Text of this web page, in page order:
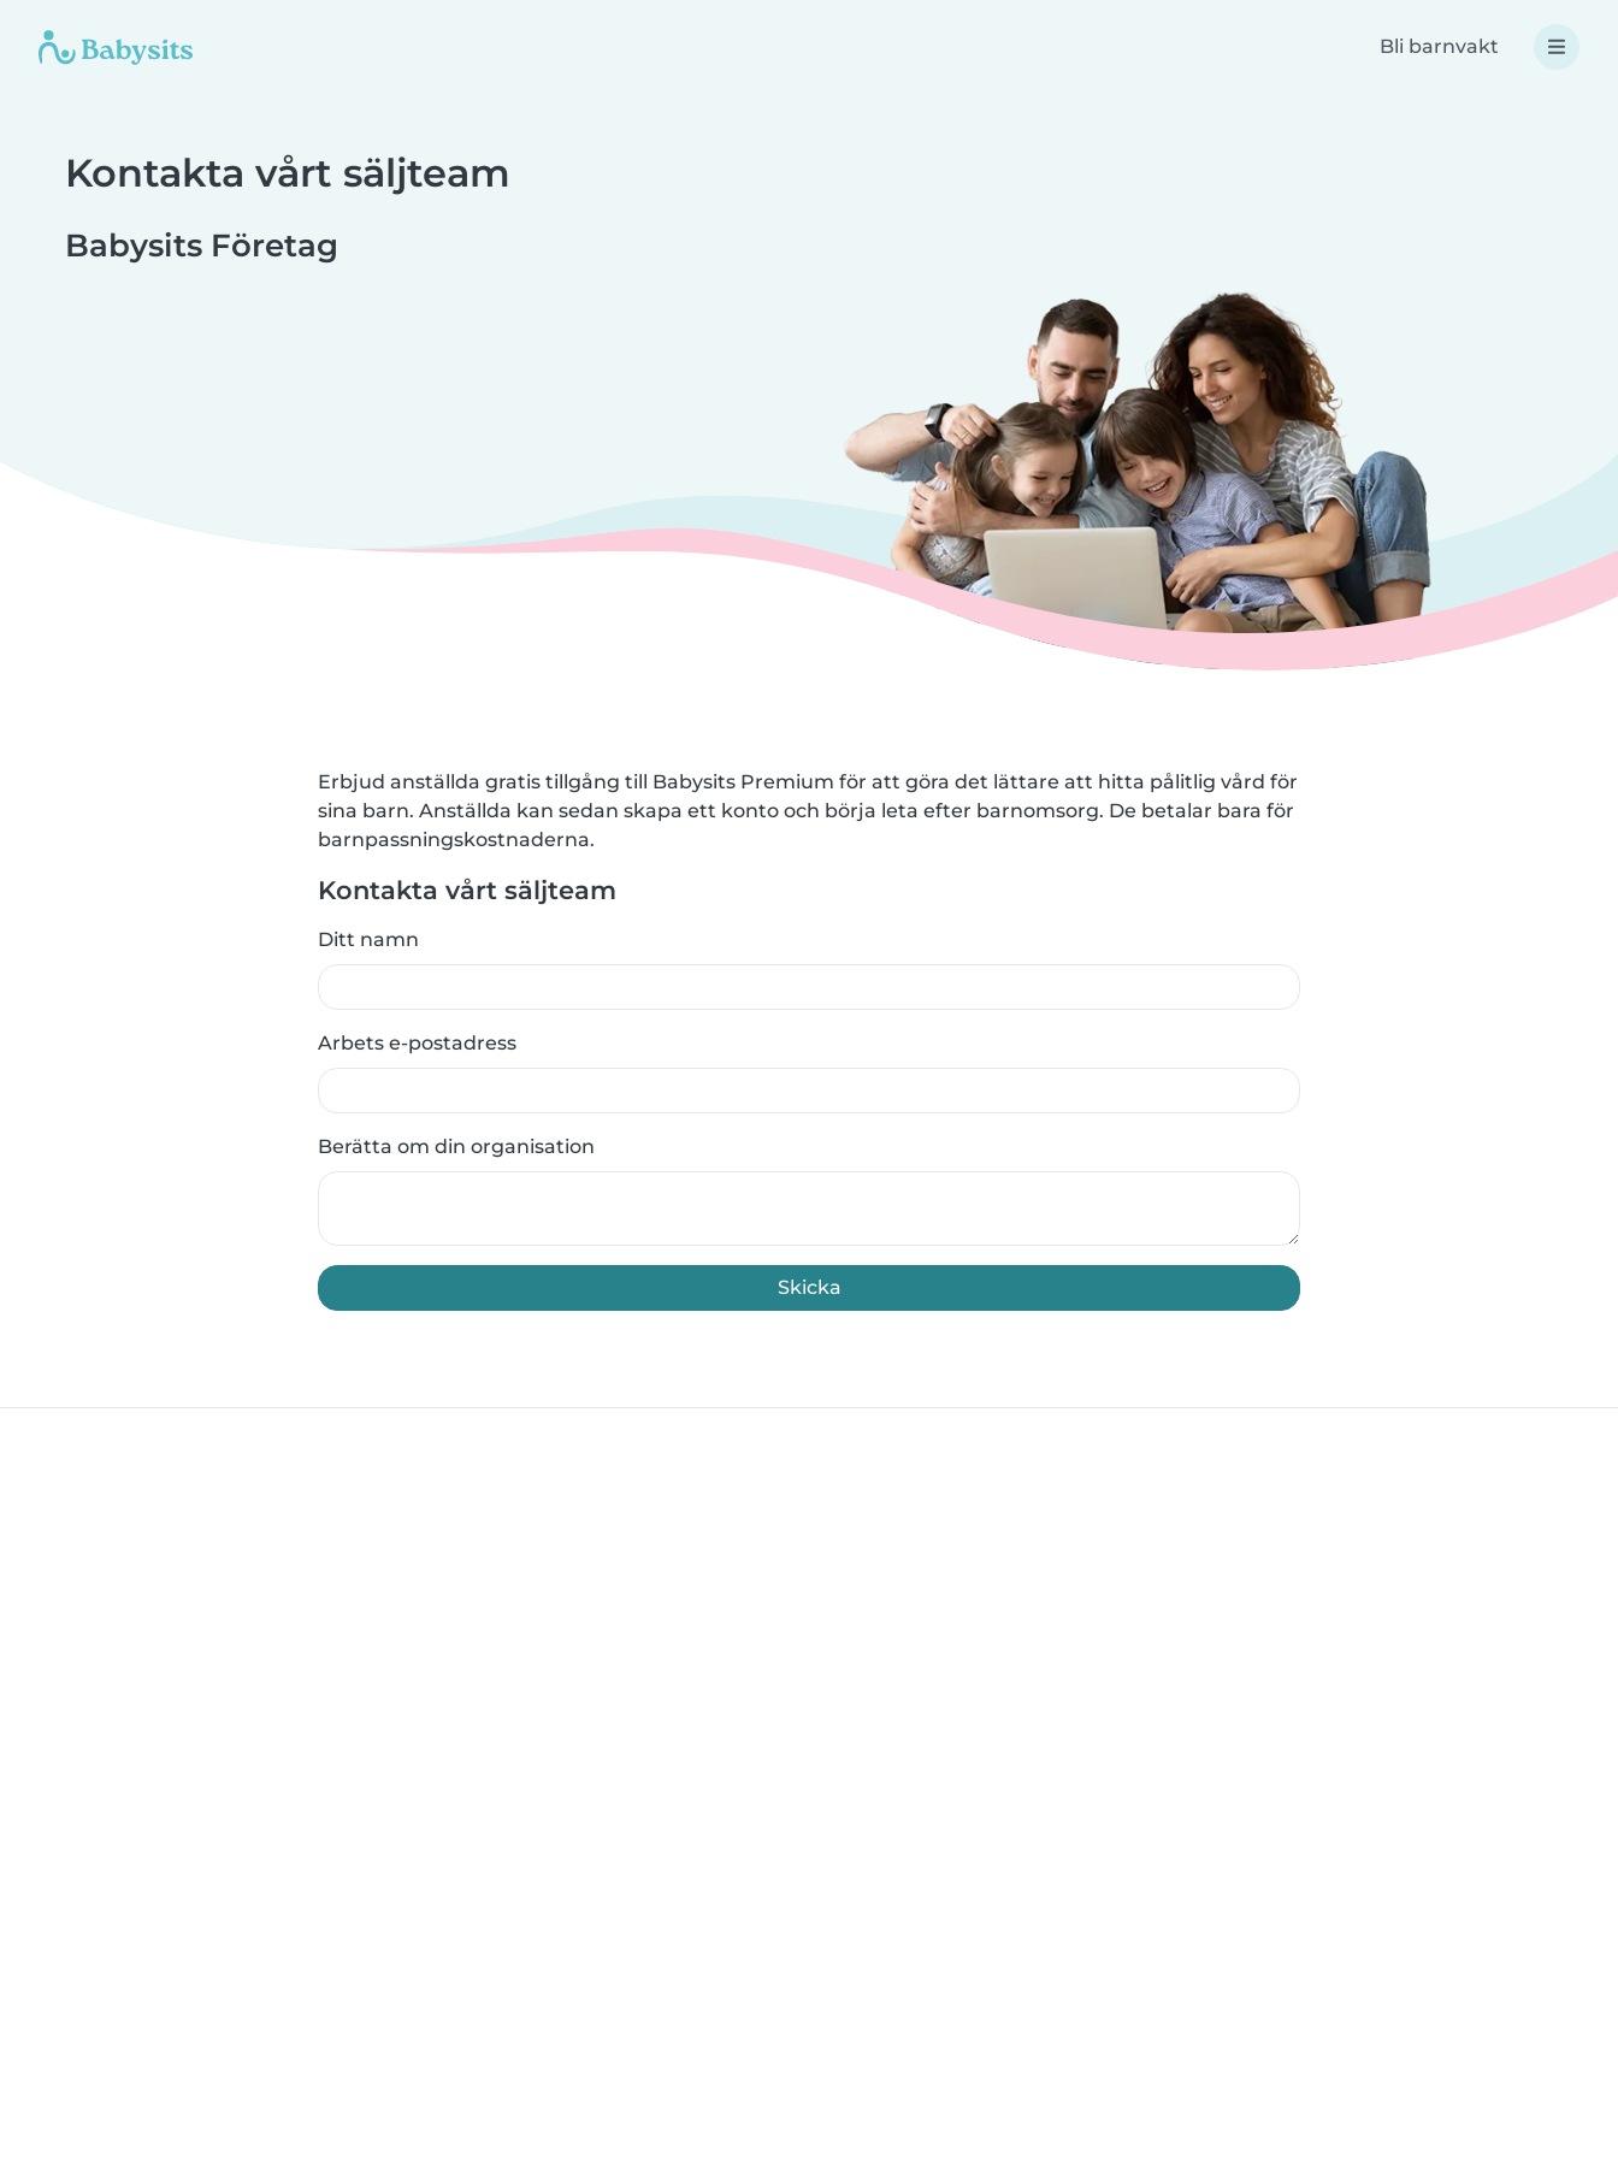
Bli barnvakt
Kontakta vårt säljteam
Babysits Företag
Erbjud anställda gratis tillgång till Babysits Premium för att göra det lättare att hitta pålitlig vård för
sina barn. Anställda kan sedan skapa ett konto och börja leta efter barnomsorg. De betalar bara för
barnpassningskostnaderna.
Kontakta vårt säljteam
Ditt namn
Arbets e-postadress
Berätta om din organisation
Skicka